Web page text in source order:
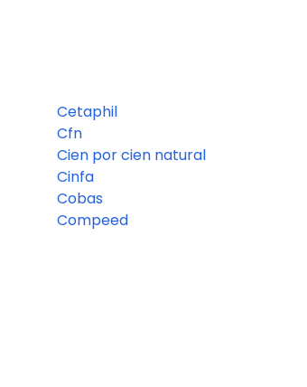
Cetaphil
Cfn
Cien por cien natural
Cinfa
Cobas
Compeed